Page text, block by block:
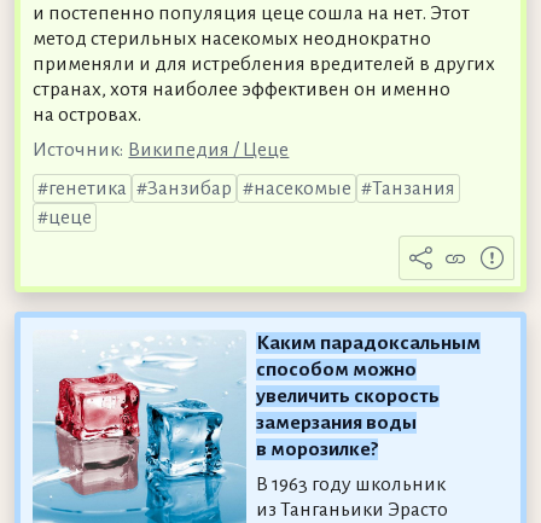
и постепенно популяция цеце сошла на нет. Этот
метод стерильных насекомых неоднократно
применяли и для истребления вредителей в других
странах, хотя наиболее эффективен он именно
на островах.
Источник: Википедия / Цеце
генетика
Занзибар насекомые
Танзания
цеце
Каким парадоксальным
способом можно
увеличить скорость
замерзания воды
в морозилке?
В 1963 году школьник
из Танганьики Эрасто